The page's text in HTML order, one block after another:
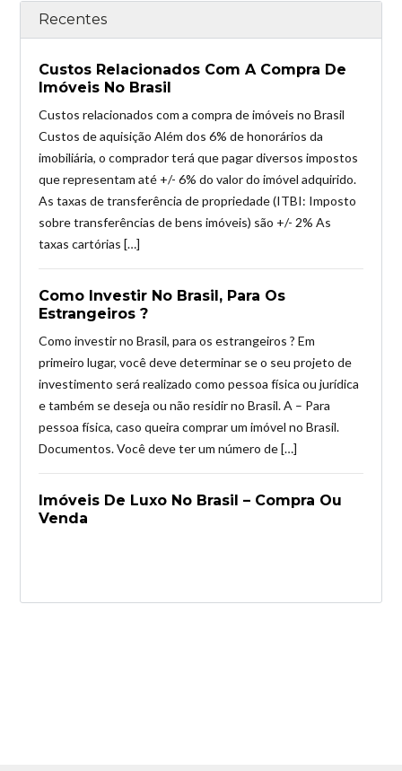
Recentes
Custos Relacionados Com A Compra De
Imóveis No Brasil
Custos relacionados com a compra de imóveis no Brasil
Custos de aquisição Além dos 6% de honorários da
imobiliária, o comprador terá que pagar diversos impostos
que representam até +/- 6% do valor do imóvel adquirido.
As taxas de transferência de propriedade (ITBI: Imposto
sobre transferências de bens imóveis) são +/- 2% As
taxas cartórias […]
Como Investir No Brasil, Para Os
Estrangeiros ?
Como investir no Brasil, para os estrangeiros ? Em
primeiro lugar, você deve determinar se o seu projeto de
investimento será realizado como pessoa física ou jurídica
e também se deseja ou não residir no Brasil. A – Para
pessoa física, caso queira comprar um imóvel no Brasil.
Documentos. Você deve ter um número de […]
Imóveis De Luxo No Brasil – Compra Ou
Venda